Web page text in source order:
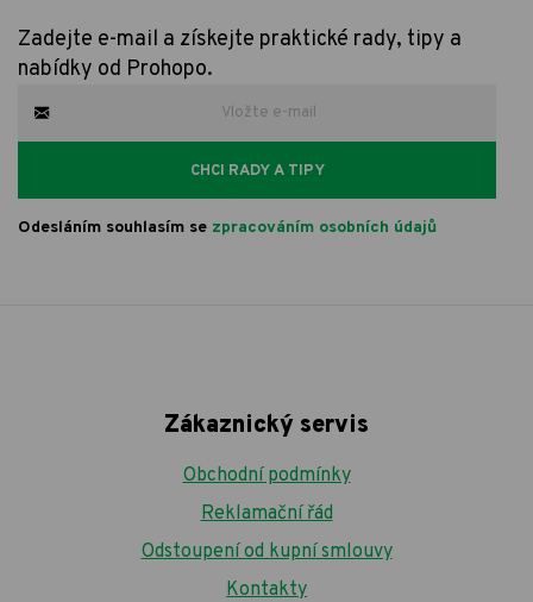
Zadejte e-mail a získejte praktické rady, tipy a
nabídky od Prohopo.
CHCI RADY A TIPY
Odesláním souhlasím se zpracováním osobních údajů
Zákaznický servis
Obchodní podmínky
Reklamační řád
Odstoupení od kupní smlouvy
Kontakty